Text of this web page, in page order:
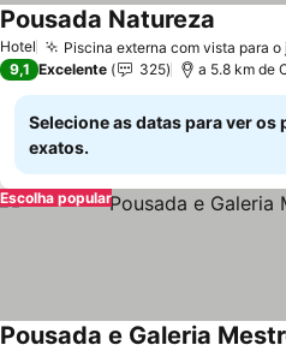
Hotel Piscina externa com vista para o
Pousada Natureza
9,1 Excelente 325 a 5.8 km de
Selecione as datas para ver os
exatos.
Escolha popular
Pousada e Galeria